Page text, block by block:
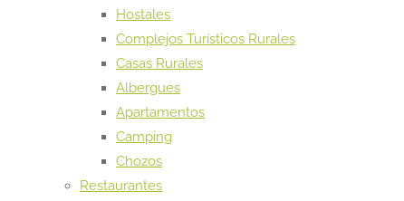
Hostales
Complejos Turísticos Rurales
Casas Rurales
Albergues
Apartamentos
Camping
Chozos
Restaurantes